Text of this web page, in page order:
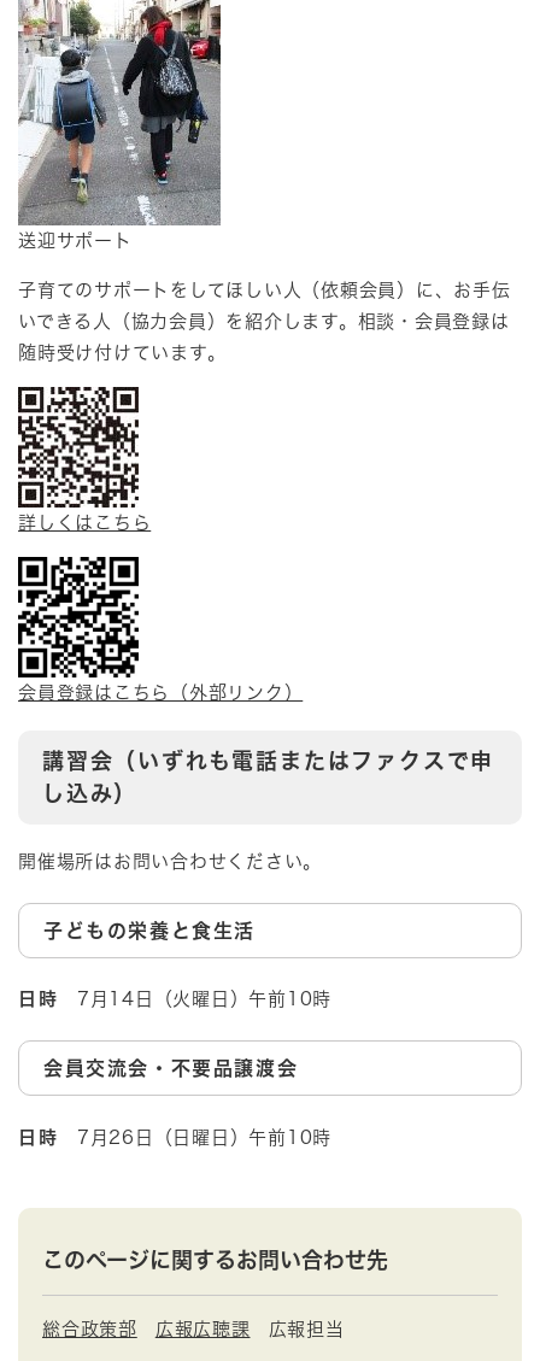
送迎サポート
子育てのサポートをしてほしい人（依頼会員）に、お手伝
いできる人（協力会員）を紹介します。相談・会員登録は
随時受け付けています。
詳しくはこちら
会員登録はこちら（外部リンク）
講習会（いずれも電話またはファクスで申
し込み）
開催場所はお問い合わせください。
子どもの栄養と食生活
日時 7月14日（火曜日）午前10時
会員交流会・不要品譲渡会
日時 7月26日（日曜日）午前10時
このページに関するお問い合わせ先
総合政策部 広報広聴課 広報担当